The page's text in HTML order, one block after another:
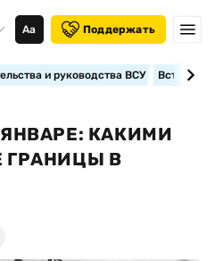
Аа Поддержать
и руководства ВСУ
КАКИМИ
ГРАНИЦЫ В